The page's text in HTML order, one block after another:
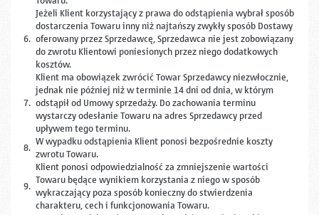
6.
Jeżeli Klient korzystający z prawa do odstąpienia wybrał sposób
dostarczenia Towaru inny niż najtańszy zwykły sposób Dostawy
oferowany przez Sprzedawcę, Sprzedawca nie jest zobowiązany
do zwrotu Klientowi poniesionych przez niego dodatkowych
kosztów.
7.
Klient ma obowiązek zwrócić Towar Sprzedawcy niezwłocznie,
jednak nie później niż w terminie 14 dni od dnia, w którym
odstąpił od Umowy sprzedaży. Do zachowania terminu
wystarczy odesłanie Towaru na adres Sprzedawcy przed
upływem tego terminu.
8. W wypadku odstąpienia Klient ponosi bezpośrednie koszty
zwrotu Towaru.
9.
Klient ponosi odpowiedzialność za zmniejszenie wartości
Towaru będące wynikiem korzystania z niego w sposób
wykraczający poza sposób konieczny do stwierdzenia
charakteru, cech i funkcjonowania Towaru.